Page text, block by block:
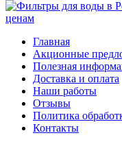
Главная
Акционные
Полезная
Доставка и оплата
Наши работы
Отзывы
Политика
Контакты